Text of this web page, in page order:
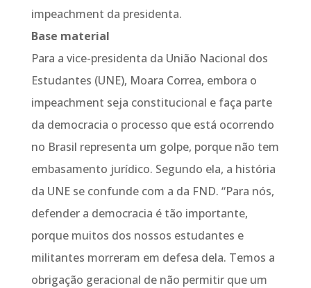
impeachment da presidenta.
Base material
Para a vice-presidenta da União Nacional dos
Estudantes (UNE), Moara Correa, embora o
impeachment seja constitucional e faça parte
da democracia o processo que está ocorrendo
no Brasil representa um golpe, porque não tem
embasamento jurídico. Segundo ela, a história
da UNE se confunde com a da FND. “Para nós,
defender a democracia é tão importante,
porque muitos dos nossos estudantes e
militantes morreram em defesa dela. Temos a
obrigação geracional de não permitir que um